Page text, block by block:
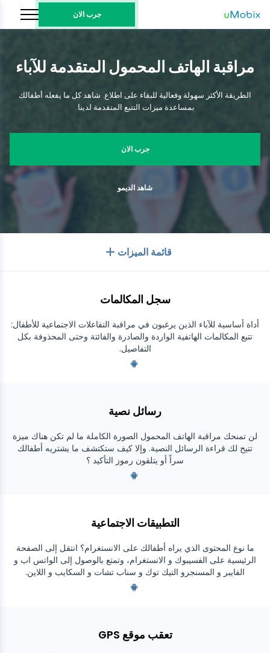
جرب الان
مراقبة الهاتف المحمول المتقدمة للآباء
الطريقة الأكثر سهولة وفعالية للبقاء على اطلاع. شاهد كل ما يفعله أطفالك
بمساعدة ميزات التتبع المتقدمة لدينا.
جرب الان
شاهد الديمو
قائمة الميزات
قائمة جهات الاتصال
إشعارات
تطبيقات المراسلة
Viber
Kik
Line
Instagram
Snapchat
متصفح التاريخ
قريب
سجل المكالمات
أداة أساسية للآباء الذين يرغبون في مراقبة التفاعلات الاجتماعية للأطفال:
تتبع المكالمات الهاتفية الواردة والصادرة والفائتة وحتى المحذوفة بكل
التفاصيل.
رسائل نصية
لن تمنحك مراقبة الهاتف المحمول الصورة الكاملة ما لم تكن هناك ميزة
تتيح لك قراءة الرسائل النصية. وإلا كيف ستكتشف ما يشتريه أطفالك
سراً أو يتلقون رموز التأكيد ؟
التطبيقات الاجتماعية
ما نوع المحتوى الذي يراه أطفالك على الانستغرام؟ انتقل إلى الصفحة
الرئيسية على الفسيبوك و الانستغرام، وتمتع بالوصول إلى الواتس اب و
الفايبر و المسنجرو التيك توك و سناب تشات و السكايب و اللاين.
تعقب موقع GPS